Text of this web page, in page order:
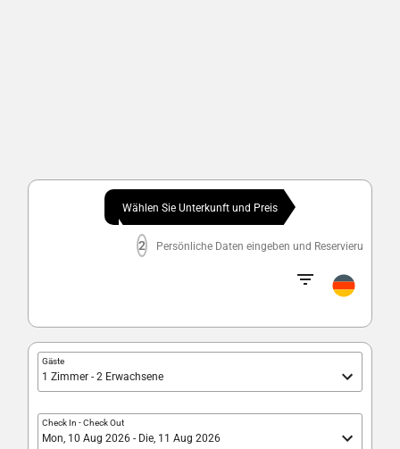
Wählen Sie Unterkunft und Preis
2 Persönliche Daten eingeben und Reservierung
Gäste
1 Zimmer - 2 Erwachsene
Check In -Check Out
Mon, 10 Aug 2026 - Die, 11 Aug 2026